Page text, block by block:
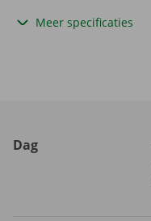
Meer specificaties
Dag